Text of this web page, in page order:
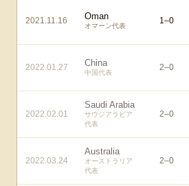
2021.11.16 Oman
オマーン代表
1–0
2022.01.27 China
中国代表
2–0
2022.02.01
Saudi Arabia
サウジアラビア
代表
2–0
2022.03.24
Australia
オーストラリア
代表
2–0